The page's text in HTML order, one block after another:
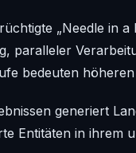
„Needle in
paralleler
bedeuten höheren
generiert
Entitäten in